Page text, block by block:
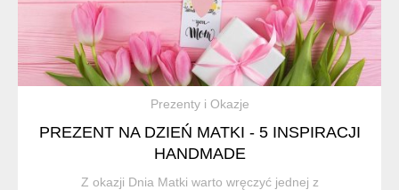
Prezenty i Okazje
PREZENT NA DZIEŃ MATKI - 5 INSPIRACJI
HANDMADE
Z okazji Dnia Matki warto wręczyć jednej z